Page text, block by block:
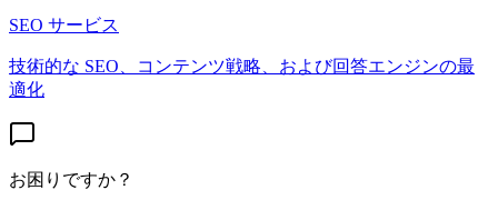
SEO サービス
技術的な SEO、コンテンツ戦略、および回答エンジンの最
適化
お困りですか？